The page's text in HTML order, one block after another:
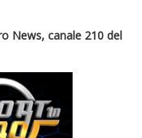
News, canale 210 del